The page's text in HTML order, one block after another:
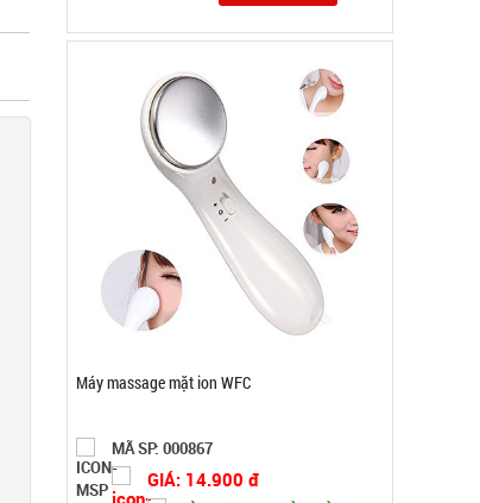
GIÁ: 29.000 đ
TÌNH TRẠNG: